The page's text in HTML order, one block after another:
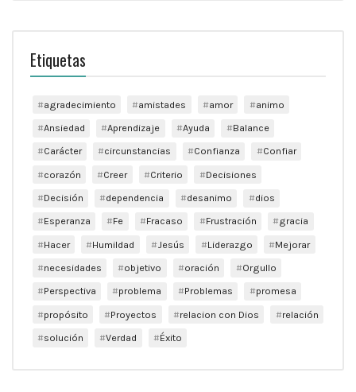
Etiquetas
agradecimiento amistades amor
animo
Ansiedad
Aprendizaje Ayuda
Balance
Carácter
circunstancias Confianza
Confiar
corazón
Creer Criterio
Decisiones
Decisión
dependencia desanimo
dios
Esperanza
Fe Fracaso Frustración
gracia
Hacer
Humildad Jesús Liderazgo
Mejorar
necesidades
objetivo oración
Orgullo
Perspectiva
problema Problemas
promesa
propósito
Proyectos relacion con Dios
relación
solución
Verdad Éxito